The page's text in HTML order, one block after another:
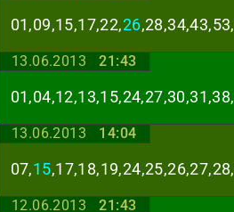
01,09,15,17,22,26,28,34,43,53,
13.06.2013 21:43
01,04,12,13,15,24,27,30,31,38,
13.06.2013 14:04
07,15,17,18,19,24,25,26,27,28,
12.06.2013 21:43